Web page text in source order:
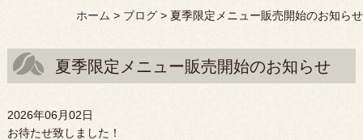
ホーム > ブログ> 夏季限定メニュー販売開始のお知らせ
夏季限定メニュー販売開始のお知らせ
2026年06月02日
お待たせ致しました！